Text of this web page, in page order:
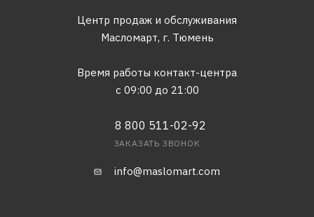
Центр продаж и обслуживания
Масломарт, г. Тюмень
Время работы контакт-центра
с 09:00 до 21:00
8 800 511-02-92
ЗАКАЗАТЬ ЗВОНОК
info@maslomart.com